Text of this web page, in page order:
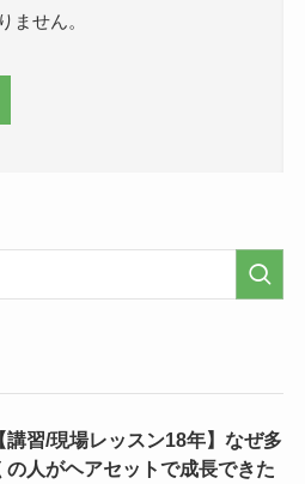
ません。
講習/現場レッスン18年】なぜ多
の人がヘアセットで成長できた